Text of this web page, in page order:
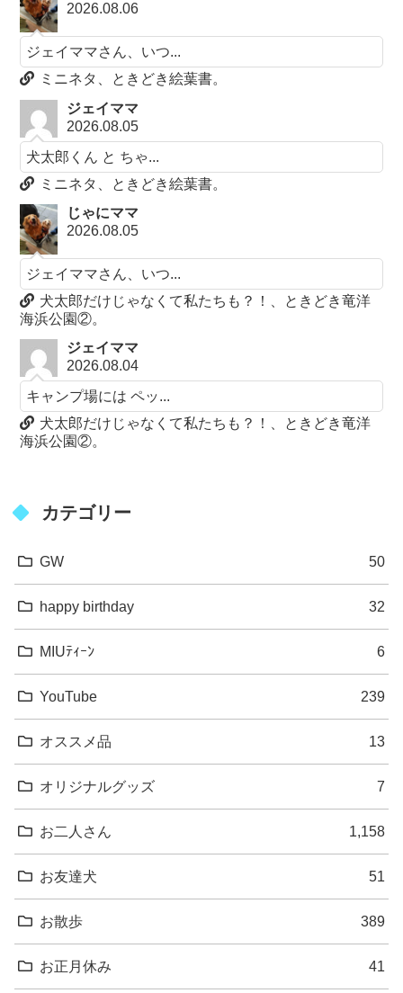
2026.08.06
ジェイママさん、いつ...
ミニネタ、ときどき絵葉書。
ジェイママ
2026.08.05
犬太郎くん と ちゃ...
ミニネタ、ときどき絵葉書。
じゃにママ
2026.08.05
ジェイママさん、いつ...
犬太郎だけじゃなくて私たちも？！、ときどき竜洋
海浜公園②。
ジェイママ
2026.08.04
キャンプ場には ペッ...
犬太郎だけじゃなくて私たちも？！、ときどき竜洋
海浜公園②。
カテゴリー
GW 50
happy birthday 32
MIUﾃｨｰﾝ 6
YouTube 239
オススメ品 13
オリジナルグッズ 7
お二人さん 1,158
お友達犬 51
お散歩 389
お正月休み 41